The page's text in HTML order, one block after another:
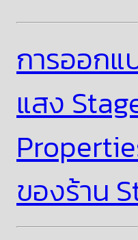
การออก
แสง
ของร้าน